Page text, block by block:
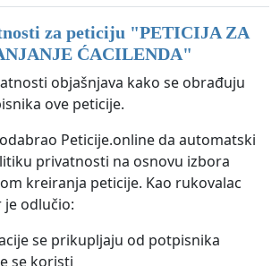
za peticiju "PETICIJA ZA
ĆACILENDA"
objašnjava kako se obrađuju
ove peticije.
Peticije.online da automatski
privatnosti na osnovu izbora
kreiranja peticije. Kao rukovalac
odlučio:
se prikupljaju od potpisnika
se koristi